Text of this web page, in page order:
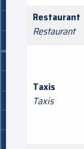
Restaurant
Restaurant
Taxis
Taxis